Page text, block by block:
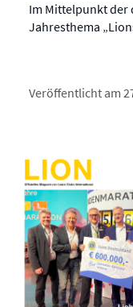
Im Mittelpunkt der
Jahresthema
Veröffentlicht am